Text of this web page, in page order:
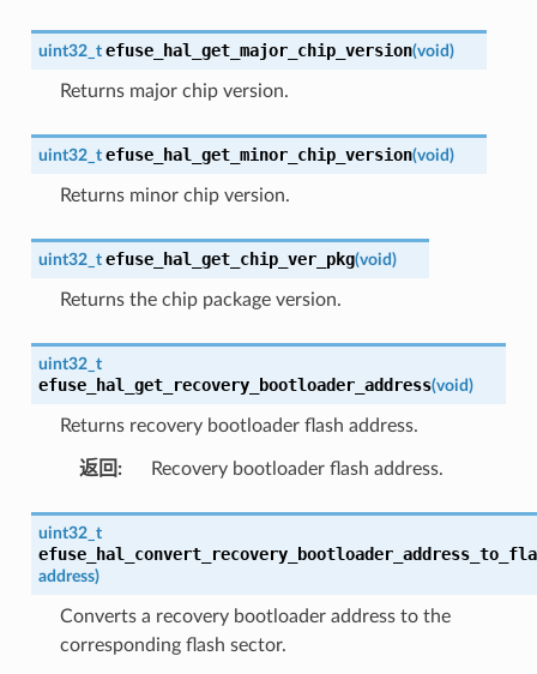
uint32_t efuse_hal_get_major_chip_version(void)
Returns major chip version.
uint32_t efuse_hal_get_minor_chip_version(void)
Returns minor chip version.
uint32_t efuse_hal_get_chip_ver_pkg(void)
Returns the chip package version.
uint32_t
efuse_hal_get_recovery_bootloader_address(void)
Returns recovery bootloader flash address.
返回 : Recovery bootloader flash address.
uint32_t
address)
Converts a recovery bootloader address to the
corresponding flash sector.